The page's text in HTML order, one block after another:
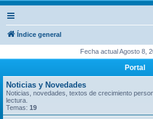
Índice general
Fecha actual Agosto 8,
Portal
Noticias y Novedades
Noticias, novedades, textos de crecimiento
lectura.
Temas: 19